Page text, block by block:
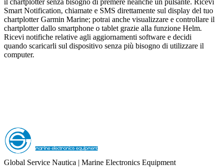
Smart Notification, chiamate e SMS direttamente sul display del tuo
chartplotter Garmin Marine; potrai anche visualizzare e controllare il
chartplotter dallo smartphone o tablet grazie alla funzione Helm.
Ricevi notifiche relative agli aggiornamenti software e decidi
quando scaricarli sul dispositivo senza più bisogno di utilizzare il
computer.
Global Service Nautica | Marine Electronics Equipment